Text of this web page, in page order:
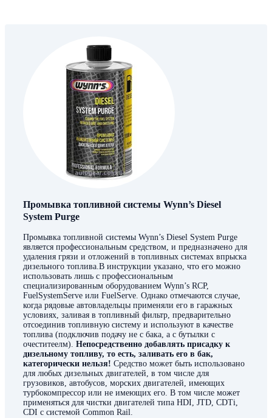
Промывка топливной системы Wynn’s Diesel
System Purge
Промывка топливной системы Wynn’s Diesel System Purge
является профессиональным средством, и предназначено для
удаления грязи и отложений в топливных системах впрыска
дизельного топлива.В инструкции указано, что его можно
использовать лишь с профессиональным
специализированным оборудованием Wynn’s RCP,
FuelSystemServe или FuelServe. Однако отмечаются случае,
когда рядовые автовладельцы применяли его в гаражных
условиях, заливая в топливный фильтр, предварительно
отсоединив топливную систему и используют в качестве
топлива (подключив подачу не с бака, а с бутылки с
очеститеелм). Непосредственно добавлять присадку к
дизельному топливу, то есть, заливать его в бак,
категорически нельзя! Средство может быть использовано
для любых дизельных двигателей, в том числе для
грузовиков, автобусов, морских двигателей, имеющих
турбокомпрессор или не имеющих его. В том числе может
применяться для чистки двигателей типа HDI, JTD, CDTi,
CDI с системой Common Rail.